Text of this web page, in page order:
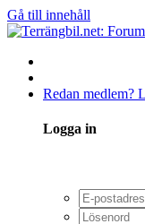
Gå till innehåll
Redan medlem?
Logga in